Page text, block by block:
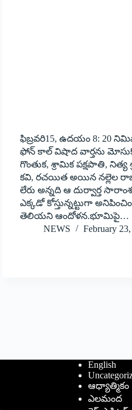
ఫిబ్రవరి15, ఉదయం 8: 20
ఫోన్‌ కాల్‌ విషాద వార్తను
గొంతుక, శ్రామిక పక్షపాతి, నిత్య
కవి, రచయిత అయిన నల్లెల
లేరు అన్నది ఆ దుర్వార్త
ఎక్కడో కోస్తున్నట్టుగా
తెలియని ఆందోళన.భూమిపై…
NEWS
February
English
ఆధ్యాత్మికం
ఎలమంద